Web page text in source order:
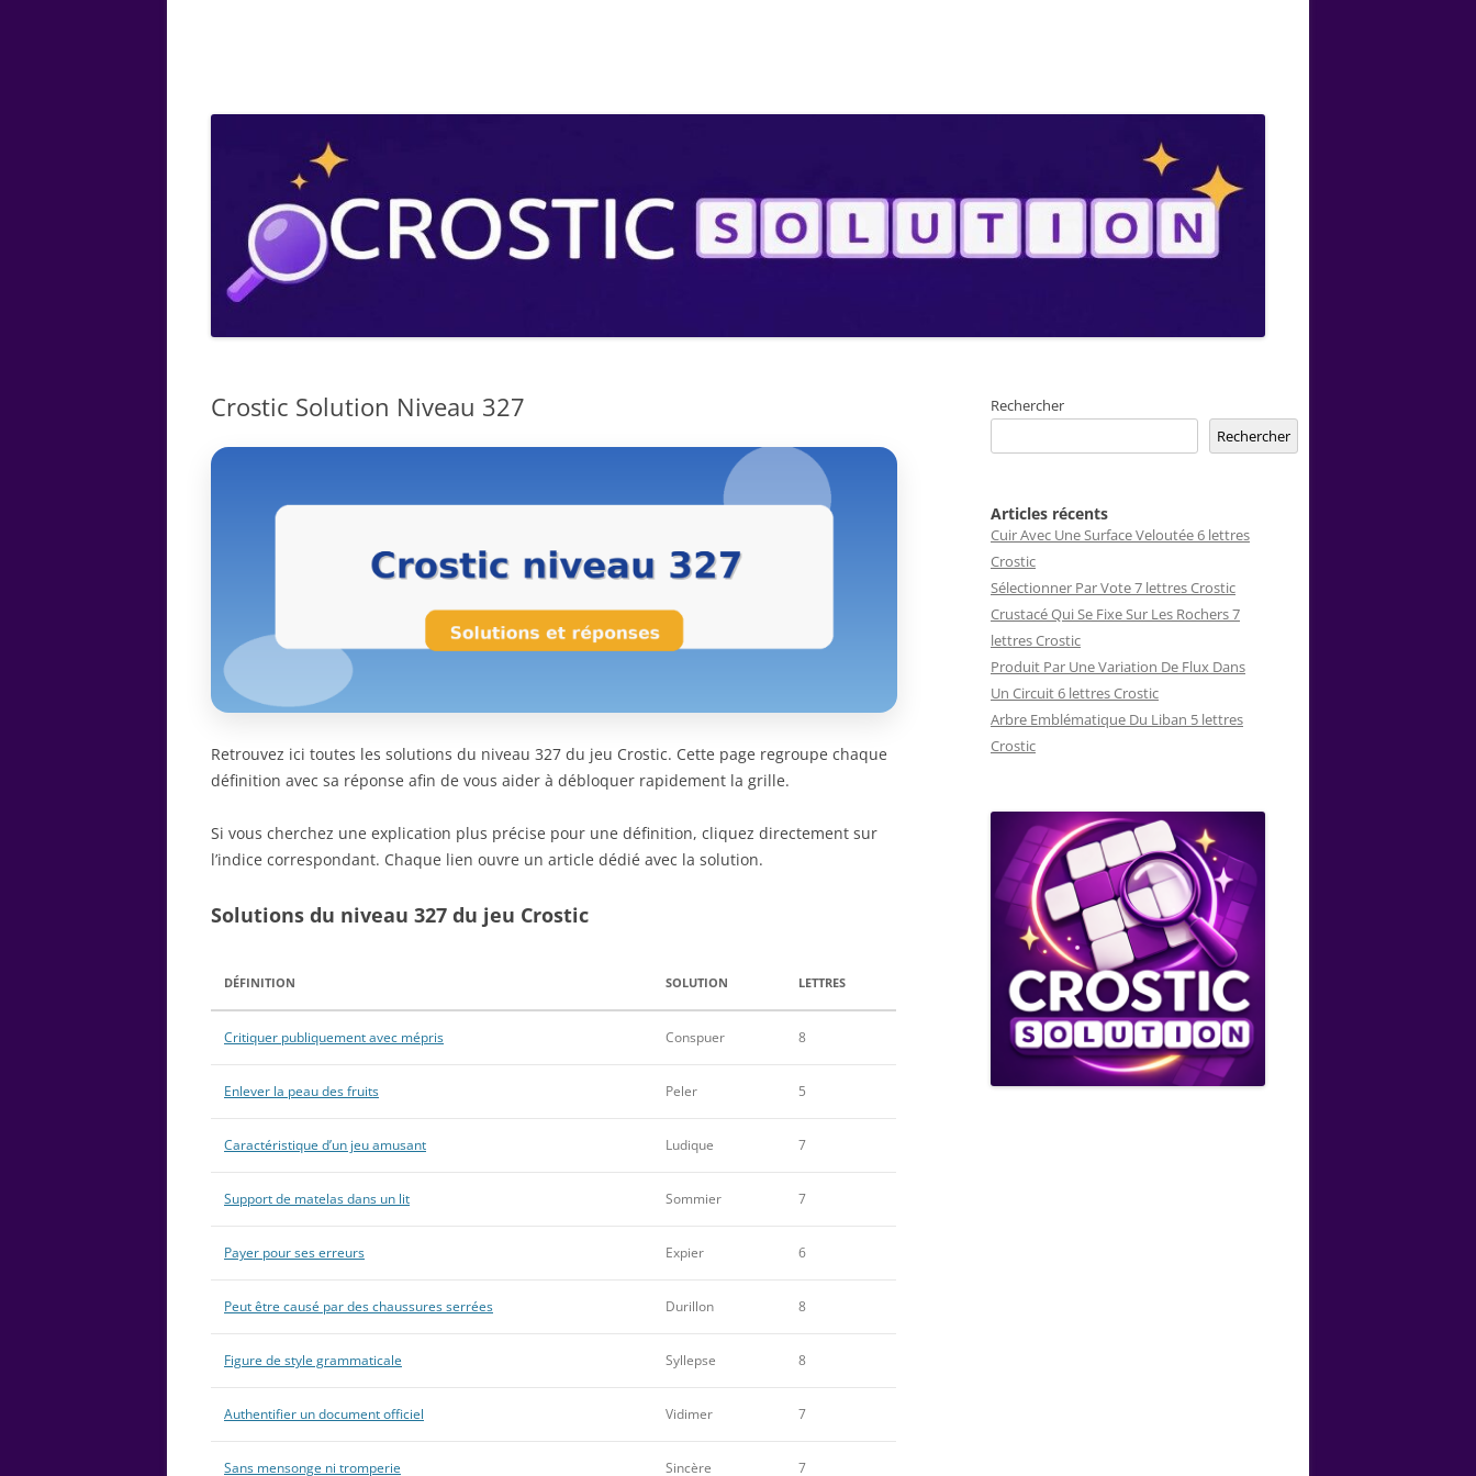
Crostic Solution Niveau 327
Retrouvez ici toutes les solutions du niveau 327 du jeu Crostic. Cette page regroupe chaque
définition avec sa réponse afin de vous aider à débloquer rapidement la grille.
Si vous cherchez une explication plus précise pour une définition, cliquez directement sur
l’indice correspondant. Chaque lien ouvre un article dédié avec la solution.
Solutions du niveau 327 du jeu Crostic
DÉFINITION SOLUTION LETTRES
Critiquer publiquement avec mépris Conspuer 8
Enlever la peau des fruits Peler 5
Caractéristique d’un jeu amusant Ludique 7
Support de matelas dans un lit Sommier 7
Payer pour ses erreurs Expier 6
Peut être causé par des chaussures serrées Durillon 8
Figure de style grammaticale Syllepse 8
Authentifier un document officiel Vidimer 7
Sans mensonge ni tromperie Sincère 7
Rechercher
Rechercher
Articles récents
Cuir Avec Une Surface Veloutée 6 lettres
Crostic
Sélectionner Par Vote 7 lettres Crostic
Crustacé Qui Se Fixe Sur Les Rochers 7
lettres Crostic
Produit Par Une Variation De Flux Dans
Un Circuit 6 lettres Crostic
Arbre Emblématique Du Liban 5 lettres
Crostic